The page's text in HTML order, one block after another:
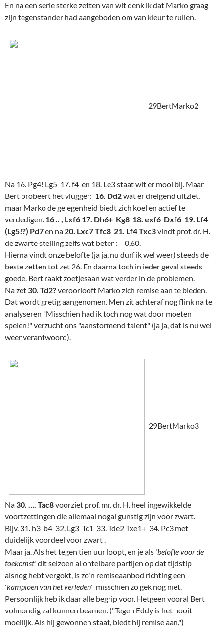
En na een serie sterke zetten van wit denk ik dat Marko graag
zijn tegenstander had aangeboden om van kleur te ruilen.
29BertMarko2
Na 16. Pg4! Lg5 17. f4 en 18. Le3 staat wit er mooi bij. Maar
Bert probeert het vlugger: 16. Dd2wat er dreigend uitziet,
maar Marko de gelegenheid biedt zich koel en actief te
verdedigen. 16 .. , Lxf6 17. Dh6+ Kg8 18. exf6 Dxf6 19. Lf4
(Lg5!?) Pd7en na 20. Lxc7 Tfc8 21. Lf4 Txc3vindt prof. dr. H.
de zwarte stelling zelfs wat beter : -0,60.
Hierna vindt onze belofte (ja ja, nu durf ik wel weer) steeds de
beste zetten tot zet 26. En daarna toch in ieder geval steeds
goede. Bert raakt zoetjesaan wat verder in de problemen.
Na zet 30. Td2?veroorlooft Marko zich remise aan te bieden.
Dat wordt gretig aangenomen. Men zit achteraf nog flink na te
analyseren "Misschien had ik toch nog wat door moeten
spelen!" verzucht ons "aanstormend talent" (ja ja, dat is nu wel
weer verantwoord).
29BertMarko3
Na 30. …. Tac8voorziet prof. mr. dr. H. heel ingewikkelde
voortzettingen die allemaal nogal gunstig zijn voor zwart.
Bijv. 31. h3 b4 32. Lg3 Tc1 33. Tde2 Txe1+ 34. Pc3 met
duidelijk voordeel voor zwart .
Maar ja. Als het tegen tien uur loopt, en je als 'belofte voor de
toekomst' dit seizoen al ontelbare partijen op dat tijdstip
alsnog hebt vergokt, is zo'n remiseaanbod richting een
'kampioen van het verleden' misschien zo gek nog niet.
Persoonlijk heb ik daar alle begrip voor. Hetgeen vooral Bert
volmondig zal kunnen beamen. ("Tegen Eddy is het nooit
moeilijk. Als hij gewonnen staat, biedt hij remise aan.")